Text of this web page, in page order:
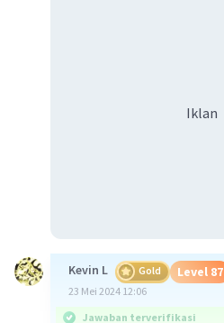
Iklan
Kevin L Gold Level 87
23 Mei 2024 12:06
Jawaban terverifikasi